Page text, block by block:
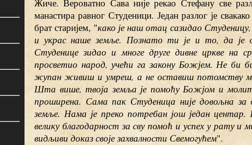
Жиче. Вероватно Сава није рекао Стефану све
манастира равног Студеници. Један разлог је
брат старијем, "како је наш отац сазидао Студеницу,
и украс наше земље. Познато ти је и то, да је
Студенице зидао и многе друге дивне цркве на
просветио народ, учећи га закону Божјем. Не би
жупан живиш и умреш, а не оставиш потомству
Шта више, твоја земља је помоћу Божјом и
проширена. Сама пак Студеница није довољна за
земље. Нама је преко потребан још један центар.
велику благодарност за сву помоћ и успех у рату и
видљиви доказ своје захвалности Свемогућем".